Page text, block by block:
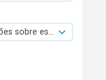
sobre esta viatura.